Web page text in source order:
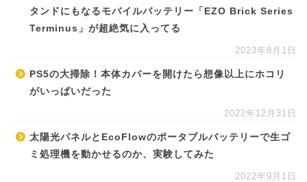
タンドにもなるモバイルバッテリー「EZO Brick Series
Terminus」が超絶気に入ってる
2023年8月1日
PS5の大掃除！本体カバーを開けたら想像以上にホコリ
がいっぱいだった
2022年12月31日
太陽光パネルとEcoFlowのポータブルバッテリーで生ゴ
ミ処理機を動かせるのか、実験してみた
2022年9月1日